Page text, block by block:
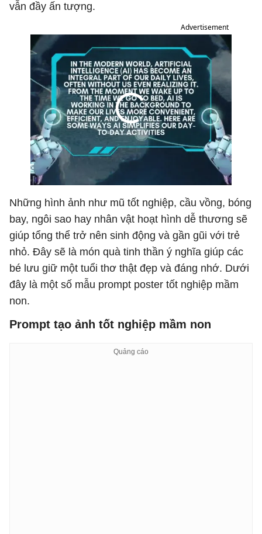
vẫn đầy ấn tượng.
Advertisement
Những hình ảnh như mũ tốt nghiệp, cầu vồng, bóng
bay, ngôi sao hay nhân vật hoạt hình dễ thương sẽ
giúp tổng thể trở nên sinh động và gần gũi với trẻ
nhỏ. Đây sẽ là món quà tinh thần ý nghĩa giúp các
bé lưu giữ một tuổi thơ thật đẹp và đáng nhớ. Dưới
đây là một số mẫu prompt poster tốt nghiệp mầm
non.
Prompt tạo ảnh tốt nghiệp mầm non